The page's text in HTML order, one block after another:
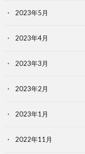
2023年5月
2023年4月
2023年3月
2023年2月
2023年1月
2022年11月